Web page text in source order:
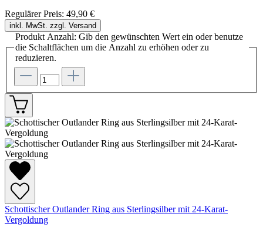
Regulärer Preis: 49,90 €
inkl. MwSt. zzgl. Versand
Produkt Anzahl: Gib den gewünschten Wert ein oder benutze
die Schaltflächen um die Anzahl zu erhöhen oder zu
reduzieren.
Schottischer Outlander Ring aus Sterlingsilber mit 24-Karat-
Vergoldung